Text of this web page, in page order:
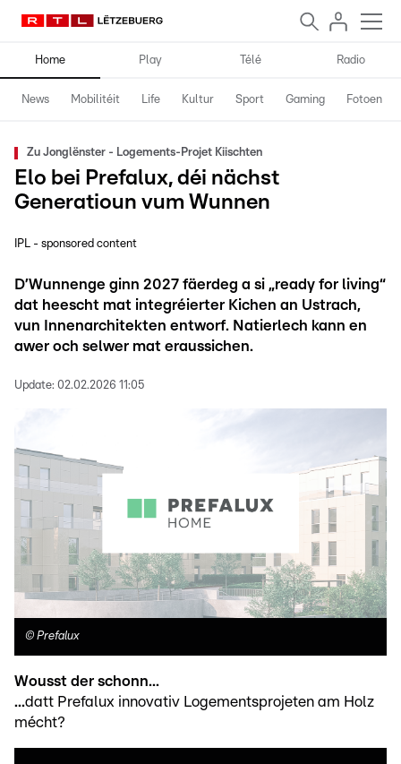
Home Play Télé Radio
News Mobilitéit Life Kultur Sport Gaming Fotoen
Zu Jonglënster - Logements-Projet Kiischten
Elo bei Prefalux, déi nächst
Generatioun vum Wunnen
IPL - sponsored content
D’Wunnenge ginn 2027 fäerdeg a si „ready for living“
dat heescht mat integréierter Kichen an Ustrach,
vun Innenarchitekten entworf. Natierlech kann en
awer och selwer mat eraussichen.
Update: 02.02.2026 11:05
© Prefalux
Wousst der schonn...
...datt Prefalux innovativ Logementsprojeten am Holz
mécht?